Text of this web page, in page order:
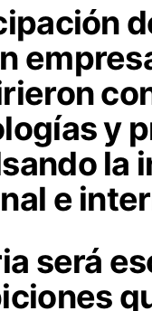
y
la
e
será